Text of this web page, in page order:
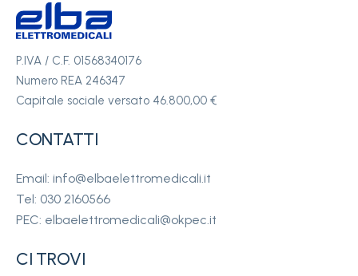
P.IVA / C.F. 01568340176
Numero REA 246347
Capitale sociale versato 46.800,00 €
CONTATTI
Email: info@elbaelettromedicali.it
Tel: 030 2160566
PEC: elbaelettromedicali@okpec.it
CI TROVI